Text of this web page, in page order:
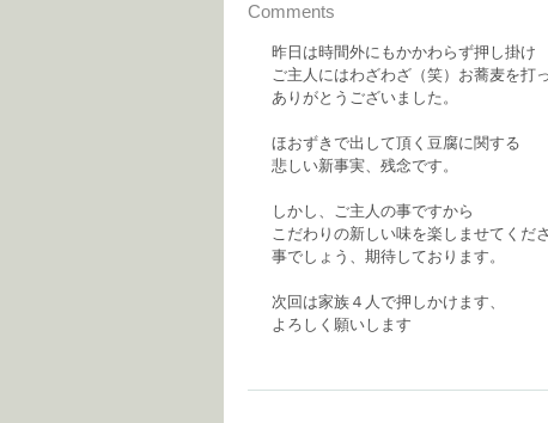
Comments
昨日は時間外にもかかわらず押し掛け
ご主人にはわざわざ（笑）お蕎麦を打
ありがとうございました。
ほおずきで出して頂く豆腐に関する
悲しい新事実、残念です。
しかし、ご主人の事ですから
こだわりの新しい味を楽しませてくだ
事でしょう、期待しております。
次回は家族４人で押しかけます、
よろしく願いします